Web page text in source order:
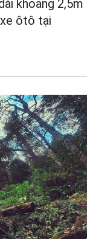
khoảng 2,5m
ôtô tại